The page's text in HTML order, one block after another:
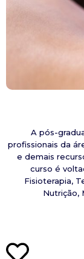
A pós-
profissionais da
e demais
curso é
Fisioterapia,
Nutrição,